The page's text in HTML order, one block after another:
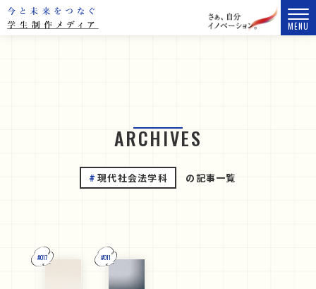
MENU
ARCHIVES
現代社会法学科 の記事一覧
#017 #011